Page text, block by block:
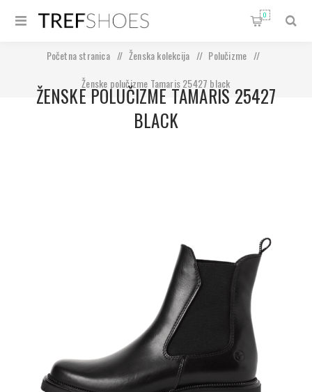
0
Početna stranica / Ženska kolekcija / Polučizme
/
Ženske polučizme Tamaris 25427 black
ŽENSKE POLUČIZME TAMARIS 25427
BLACK